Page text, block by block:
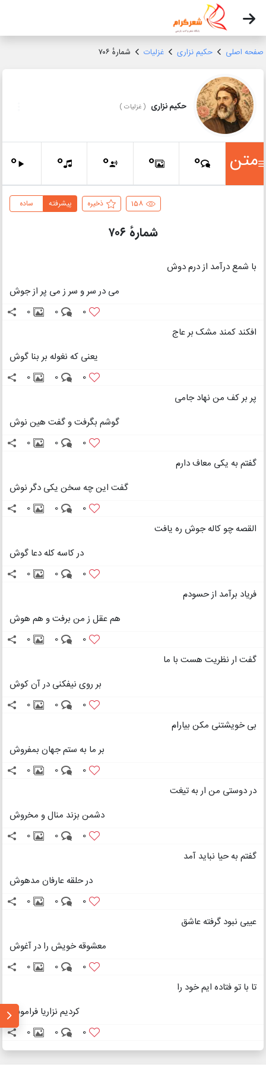
صفحه اصلی حکیم نزاری غزلیات شمارهٔ ۷۰۶
حکیم نزاری (غزلیات)
متن 0
0
0
0
0
158 ذخیره ساده پیشرفته
شمارهٔ ۷۰۶
با شمع درآمد از درم دوش
می در سر و سر ز می پر از جوش
0
0
0
افکند کمند مشک بر عاج
یعنی که نغوله بر بنا گوش
0
0
0
پر بر کف من نهاد جامی
گوشم بگرفت و گفت هین نوش
0
0
0
گفتم به یکی معاف دارم
گفت این چه سخن یکی دگر نوش
0
0
0
القصه چو کاله جوش ره یافت
در کاسه کله دعا گوش
0
0
0
فریاد برآمد از حسودم
هم عقل ز من برفت و هم هوش
0
0
0
گفت ار نظریت هست با ما
بر روی نیفکنی در آن کوش
0
0
0
بی خویشتنی مکن بیارام
بر ما به ستم جهان بمفروش
0
0
0
در دوستی من ار به تیغت
دشمن بزند منال و مخروش
0
0
0
گفتم به حیا نباید آمد
در حلقه عارفان مدهوش
0
0
0
عیبی نبود گرفته عاشق
معشوقه خویش را در آغوش
0
0
0
تا با تو فتاده ایم خود را
کردیم نزاریا فراموش
0
0
0